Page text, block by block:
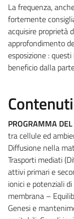
La frequenza,
fortemente
acquisire proprietà
approfondimento
esposizione :
beneficio dalla
PROGRAMMA DEL
tra cellule ed
Diffusione nella
Trasporti mediati
attivi primari e
ionici e potenziali
membrana –
Genesi e